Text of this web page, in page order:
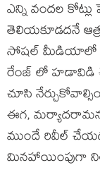
ఎన్ని వందల
తెలియకూడదనే
సోషల్ మీడియాలో
రేంజ్ లో హడావిడి
చూసి
ఈగ,
ముందే రివీల్
మినహాయింపుగా